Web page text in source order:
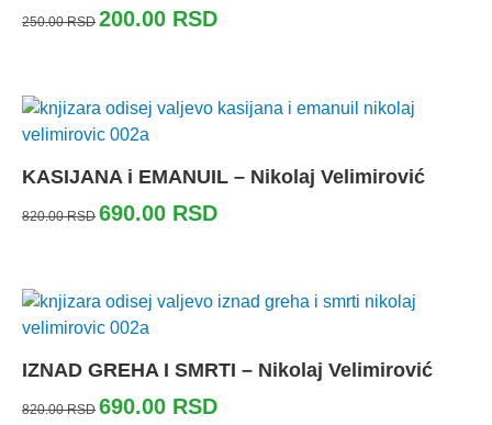
250.00RSD 200.00 RSD
KASIJANA i EMANUIL – Nikolaj Velimirović
820.00RSD 690.00 RSD
IZNAD GREHA I SMRTI – Nikolaj Velimirović
820.00RSD 690.00 RSD